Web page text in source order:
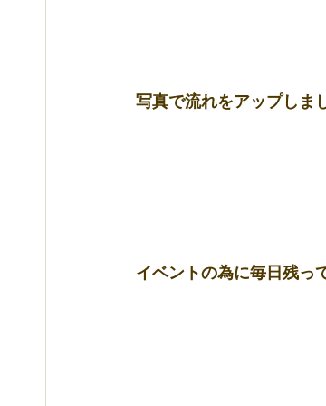
写真で流れをアップしま
イベントの為に毎日残っ